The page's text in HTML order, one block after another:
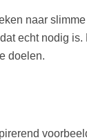
naar
echt nodig is.
doelen.